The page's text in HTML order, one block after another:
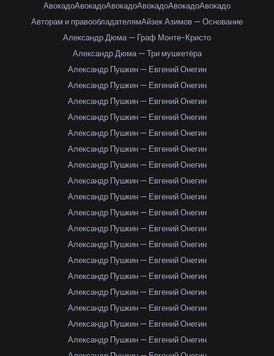
АвокадоАвокадоАвокадоАвокадоАвокадоАвокадо
Авторам и правообладателямАйзек Азимов — Основание
Александр Дюма — Граф Монте-Кристо
Александр Дюма — Три мушкетёра
Александр Пушкин — Евгений Онегин
Александр Пушкин — Евгений Онегин
Александр Пушкин — Евгений Онегин
Александр Пушкин — Евгений Онегин
Александр Пушкин — Евгений Онегин
Александр Пушкин — Евгений Онегин
Александр Пушкин — Евгений Онегин
Александр Пушкин — Евгений Онегин
Александр Пушкин — Евгений Онегин
Александр Пушкин — Евгений Онегин
Александр Пушкин — Евгений Онегин
Александр Пушкин — Евгений Онегин
Александр Пушкин — Евгений Онегин
Александр Пушкин — Евгений Онегин
Александр Пушкин — Евгений Онегин
Александр Пушкин — Евгений Онегин
Александр Пушкин — Евгений Онегин
Александр Пушкин — Евгений Онегин